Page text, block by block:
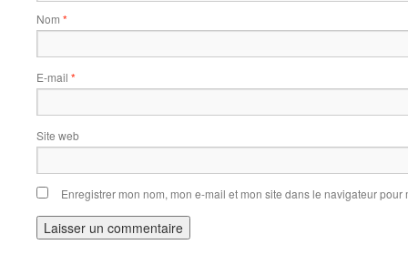
Nom *
E-mail *
Site web
Enregistrer mon nom, mon e-mail et mon site dans le navigateur